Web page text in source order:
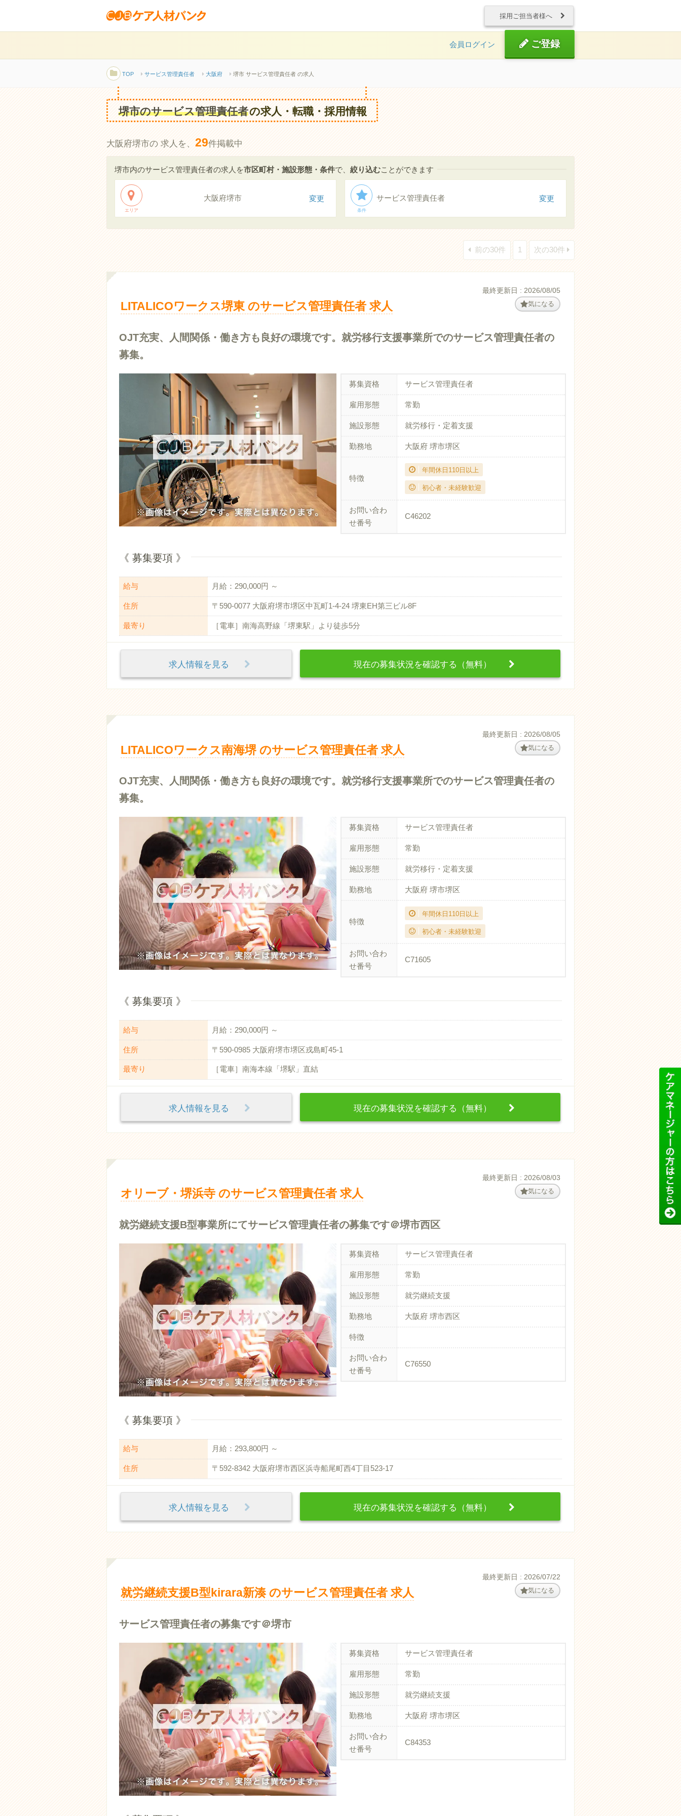
採用ご担当者様へ
会員ログイン ご登録
TOP サービス管理責任者 大阪府 堺市 サービス管理責任者 の求人
堺市のサービス管理責任者の求人・転職・採用情報
大阪府堺市の 求人を、 29件掲載中
堺市内のサービス管理責任者の求人を市区町村・施設形態・条件で、 絞り込むことができます
エリア
大阪府堺市 変更
条件
サービス管理責任者 変更
前の30件 1 次の30件
最終更新日 : 2026/08/05
LITALICOワークス堺東 のサービス管理責任者 求人 気になる
OJT充実、人間関係・働き方も良好の環境です。就労移行支援事業所でのサービス管理責任者の
募集。
募集資格 サービス管理責任者
雇用形態 常勤
施設形態 就労移行・定着支援
勤務地 大阪府 堺市堺区
特徴
年間休日110日以上
初心者・未経験歓迎
お問い合わ
せ番号
C46202
《 募集要項 》
給与 月給：290,000円 ～
住所 〒590-0077 大阪府堺市堺区中瓦町1-4-24 堺東EH第三ビル8F
最寄り ［電車］南海高野線「堺東駅」より徒歩5分
求人情報を見る 現在の募集状況を確認する（無料）
最終更新日 : 2026/08/05
LITALICOワークス南海堺 のサービス管理責任者 求人 気になる
OJT充実、人間関係・働き方も良好の環境です。就労移行支援事業所でのサービス管理責任者の
募集。
募集資格 サービス管理責任者
雇用形態 常勤
施設形態 就労移行・定着支援
勤務地 大阪府 堺市堺区
特徴
年間休日110日以上
初心者・未経験歓迎
お問い合わ
せ番号
C71605
《 募集要項 》
給与 月給：290,000円 ～
住所 〒590-0985 大阪府堺市堺区戎島町45-1
最寄り ［電車］南海本線「堺駅」直結
求人情報を見る 現在の募集状況を確認する（無料）
最終更新日 : 2026/08/03
オリーブ・堺浜寺 のサービス管理責任者 求人 気になる
就労継続支援B型事業所にてサービス管理責任者の募集です＠堺市西区
募集資格 サービス管理責任者
雇用形態 常勤
施設形態 就労継続支援
勤務地 大阪府 堺市西区
特徴
お問い合わ
せ番号
C76550
《 募集要項 》
給与 月給：293,800円 ～
住所 〒592-8342 大阪府堺市西区浜寺船尾町西4丁目523-17
求人情報を見る 現在の募集状況を確認する（無料）
最終更新日 : 2026/07/22
就労継続支援B型kirara新湊 のサービス管理責任者 求人 気になる
サービス管理責任者の募集です＠堺市
募集資格 サービス管理責任者
雇用形態 常勤
施設形態 就労継続支援
勤務地 大阪府 堺市堺区
お問い合わ
せ番号
C84353